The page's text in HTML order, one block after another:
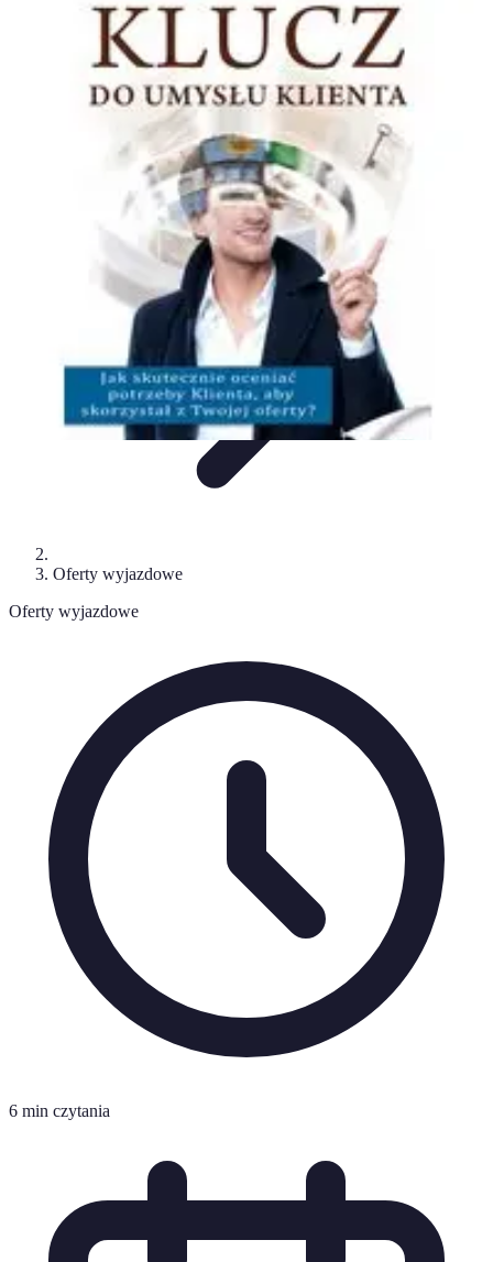
Oferty Wyjazdowe
Zdrowe wakacjeRodzinne Wakacje Aktywne WakacjeRodzinne
Wakacyjne Kierunki
Oferty Wyjazdowe
Oferty wyjazdowe
Oferty wyjazdowe
6 min czytania